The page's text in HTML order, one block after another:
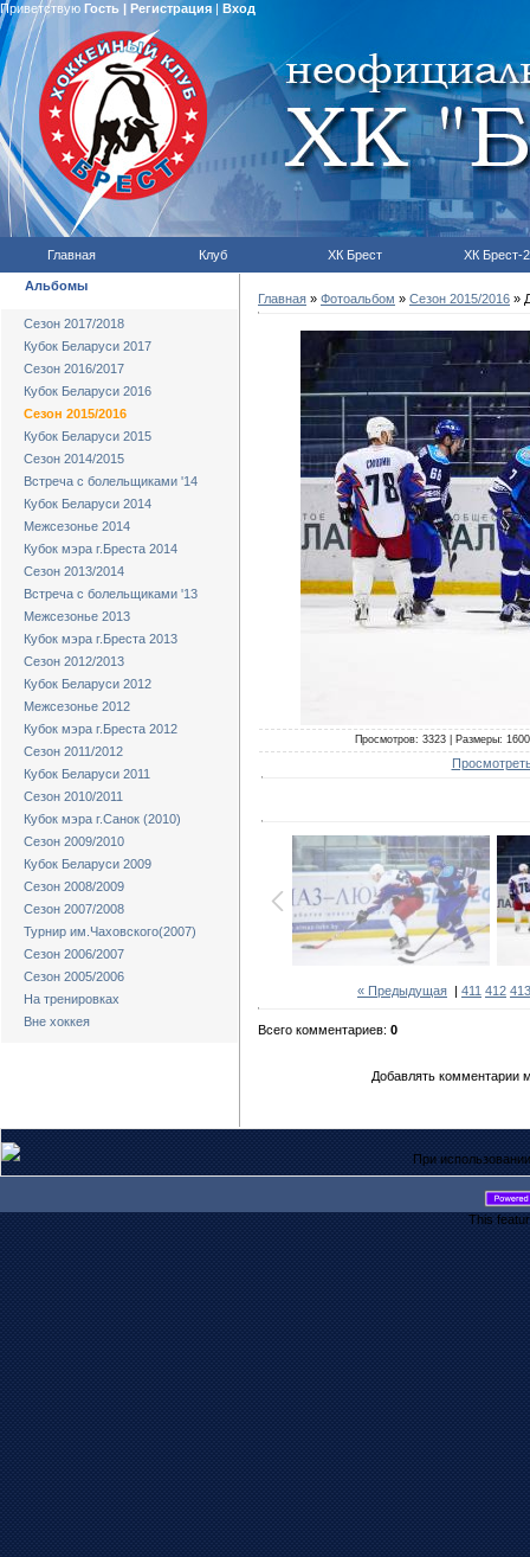
Приветствую Гость | Регистрация| Вход
Главная Клуб ХК Брест ХК Брест-2
Альбомы
Сезон 2017/2018
Кубок Беларуси 2017
Сезон 2016/2017
Кубок Беларуси 2016
Сезон 2015/2016
Кубок Беларуси 2015
Сезон 2014/2015
Встреча с болельщиками '14
Кубок Беларуси 2014
Межсезонье 2014
Кубок мэра г.Бреста 2014
Сезон 2013/2014
Встреча с болельщиками '13
Межсезонье 2013
Кубок мэра г.Бреста 2013
Сезон 2012/2013
Кубок Беларуси 2012
Межсезонье 2012
Кубок мэра г.Бреста 2012
Сезон 2011/2012
Кубок Беларуси 2011
Сезон 2010/2011
Кубок мэра г.Санок (2010)
Сезон 2009/2010
Кубок Беларуси 2009
Сезон 2008/2009
Сезон 2007/2008
Турнир им.Чаховского(2007)
Сезон 2006/2007
Сезон 2005/2006
На тренировках
Вне хоккея
Главная » Фотоальбом » Сезон 2015/2016 »
Просмотров: 3323 | Размеры:
« Предыдущая | 411 412 413
Всего комментариев: 0
Добавлять комментарии
При
This